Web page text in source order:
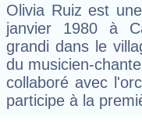
Olivia Ruiz est
janvier 1980 à
grandi dans le
du musicien-
collaboré avec
participe à la